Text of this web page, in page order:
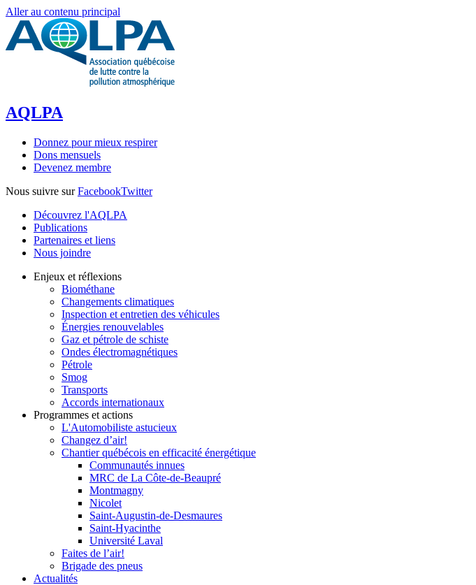
Aller au contenu principal
AQLPA
Donnez pour mieux respirer
Dons mensuels
Devenez membre
Nous suivre surFacebookTwitter
Découvrez l'AQLPA
Publications
Partenaires et liens
Nous joindre
Enjeux et réflexions
Biométhane
Changements climatiques
Inspection et entretien des véhicules
Énergies renouvelables
Gaz et pétrole de schiste
Ondes électromagnétiques
Pétrole
Smog
Transports
Accords internationaux
Programmes et actions
L'Automobiliste astucieux
Changez d’air!
Chantier québécois en efficacité énergétique
Communautés innues
MRC de La Côte-de-Beaupré
Montmagny
Nicolet
Saint-Augustin-de-Desmaures
Saint-Hyacinthe
Université Laval
Faites de l’air!
Brigade des pneus
Actualités